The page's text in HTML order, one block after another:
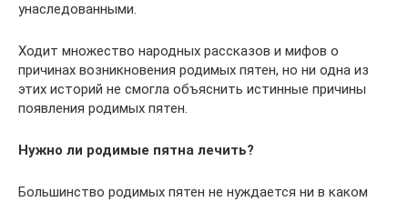
унаследованными.
Ходит множество народных рассказов и мифов о
причинах возникновения родимых пятен, но ни одна из
этих историй не смогла объяснить истинные причины
появления родимых пятен.
Нужно ли родимые пятна лечить?
Большинство родимых пятен не нуждается ни в каком